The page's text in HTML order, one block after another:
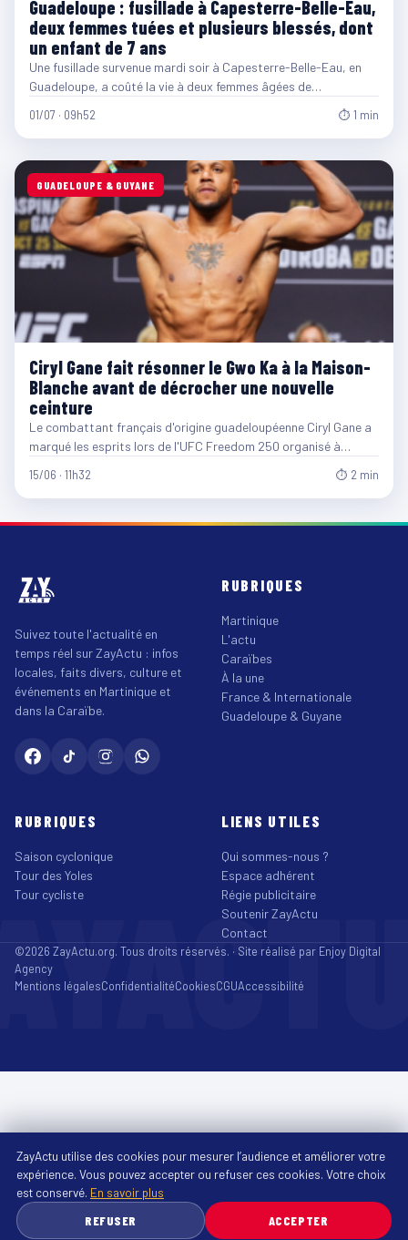
Guadeloupe : fusillade à Capesterre-Belle-Eau,
deux femmes tuées et plusieurs blessés, dont
un enfant de 7 ans
Une fusillade survenue mardi soir à Capesterre-Belle-Eau, en
Guadeloupe, a coûté la vie à deux femmes âgées de…
01/07 · 09h52 ⏱ 1 min
GUADELOUPE & GUYANE
Ciryl Gane fait résonner le Gwo Ka à la Maison-
Blanche avant de décrocher une nouvelle
ceinture
Le combattant français d'origine guadeloupéenne Ciryl Gane a
marqué les esprits lors de l'UFC Freedom 250 organisé à…
15/06 · 11h32 ⏱ 2 min
Suivez toute l'actualité en
temps réel sur ZayActu : infos
locales, faits divers, culture et
événements en Martinique et
dans la Caraïbe.
RUBRIQUES
Martinique
L'actu
Caraïbes
À la une
France & Internationale
Guadeloupe & Guyane
RUBRIQUES
Saison cyclonique
Tour des Yoles
Tour cycliste
LIENS UTILES
Qui sommes-nous ?
Espace adhérent
Régie publicitaire
Soutenir ZayActu
Contact
©2026 ZayActu.org. Tous droits réservés. · Site réalisé par Enjoy Digital
Agency
Mentions légalesConfidentialitéCookiesCGUAccessibilité
ZayActu utilise des cookies pour mesurer l’audience et améliorer votre
expérience. Vous pouvez accepter ou refuser ces cookies. Votre choix
est conservé. En savoir plus
REFUSER
ACCEPTER